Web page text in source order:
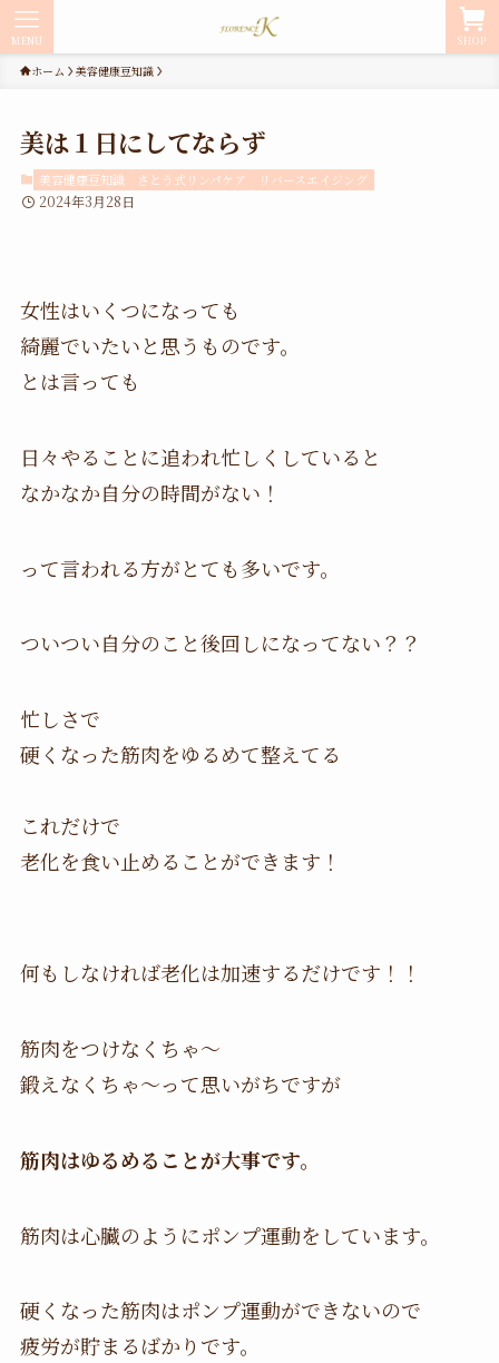
SHOP
MENU
ホーム 美容健康豆知識
美は１日にしてならず
美容健康豆知識 さとう式リンパケア リバースエイジング
2024年3月28日
女性はいくつになっても
綺麗でいたいと思うものです。
とは言っても
日々やることに追われ忙しくしていると
⁡なかなか自分の時間がない！
って言われる方がとても多いです。
ついつい自分のこと後回しになってない？？
忙しさで
硬くなった筋肉をゆるめて整えてる
これだけで
老化を食い止めることができます！
何もしなければ老化は加速するだけです！！
筋肉をつけなくちゃ〜
鍛えなくちゃ〜って思いがちですが
筋肉はゆるめることが大事です。
筋肉は心臓のようにポンプ運動をしています。
硬くなった筋肉はポンプ運動ができないので
疲労が貯まるばかりです。